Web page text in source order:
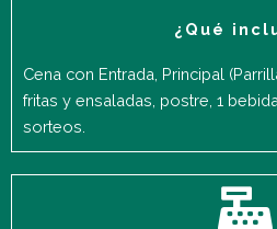
¿Qué
Cena con Entrada, Principal
fritas y ensaladas, postre, 1
sorteos.